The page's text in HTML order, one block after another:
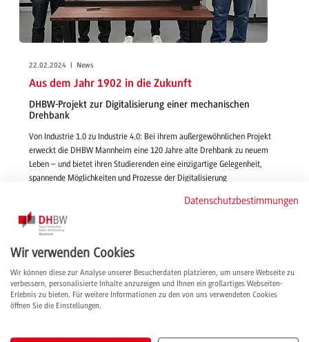
22.02.2024 | News
Aus dem Jahr 1902 in die Zukunft
DHBW-Projekt zur Digitalisierung einer mechanischen
Drehbank
Von Industrie 1.0 zu Industrie 4.0: Bei ihrem außergewöhnlichen Projekt
erweckt die DHBW Mannheim eine 120 Jahre alte Drehbank zu neuem
Leben – und bietet ihren Studierenden eine einzigartige Gelegenheit,
spannende Möglichkeiten und Prozesse der Digitalisierung
Datenschutzbestimmungen
Wir verwenden Cookies
Wir können diese zur Analyse unserer Besucherdaten platzieren, um unsere Webseite zu
verbessern, personalisierte Inhalte anzuzeigen und Ihnen ein großartiges Webseiten-
Erlebnis zu bieten. Für weitere Informationen zu den von uns verwendeten Cookies
öffnen Sie die Einstellungen.